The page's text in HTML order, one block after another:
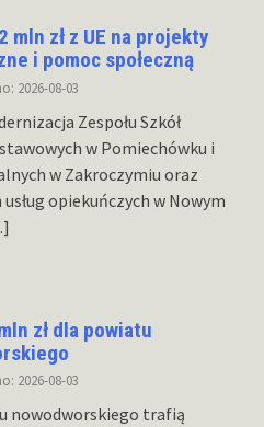
mln zł z UE na projekty
i pomoc społeczną
2026-08-03
Zespołu Szkół
w Pomiechówku i
w Zakroczymiu oraz
opiekuńczych w Nowym
zł dla powiatu
2026-08-03
nowodworskiego trafią